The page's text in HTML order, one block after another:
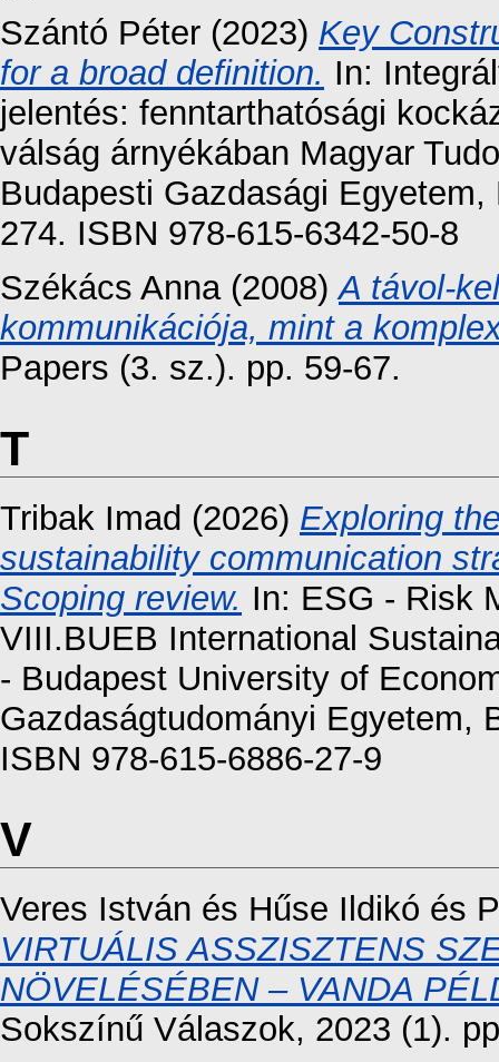
Szántó Péter (2023) Key
for a broad definition. In:
jelentés: fenntarthatósági
válság árnyékában Magyar
Budapesti Gazdasági
274. ISBN 978-615-6342-50-8
Székács Anna(2008)A távol-
kommunikációja, mint a
Papers (3. sz.). pp. 59-67.
T
Tribak Imad (2026) Exploring
sustainability communication
Scoping review. In: ESG - Risk
VIII.BUEB International
- Budapest University of
Gazdaságtudományi Egyetem,
ISBN 978-615-6886-27-9
V
Veres István és Hűse Ildikó és
VIRTUÁLIS ASSZISZTENS
NÖVELÉSÉBEN – VANDA
Sokszínű Válaszok, 2023 (1).